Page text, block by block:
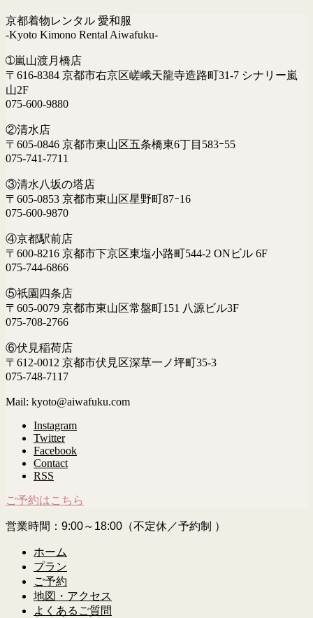
京都着物レンタル 愛和服
-Kyoto Kimono Rental Aiwafuku-
➀嵐山渡月橋店
〒616-8384 京都市右京区嵯峨天龍寺造路町31-7 シナリー嵐
山2F
075-600-9880
②清水店
〒605-0846 京都市東山区五条橋東6丁目583ｰ55
075-741-7711
③清水八坂の塔店
〒605-0853 京都市東山区星野町87ｰ16
075-600-9870
④京都駅前店
〒600-8216 京都市下京区東塩小路町544-2 ONビル 6F
075-744-6866
⑤祇園四条店
〒605-0079 京都市東山区常盤町151 八源ビル3F
075-708-2766
⑥伏見稲荷店
〒612-0012 京都市伏見区深草一ノ坪町35-3
075-748-7117
Mail: kyoto@aiwafuku.com
Instagram
Twitter
Facebook
Contact
RSS
ご予約はこちら
営業時間：9:00～18:00（不定休／予約制 ）
ホーム
プラン
ご予約
地図・アクセス
よくあるご質問